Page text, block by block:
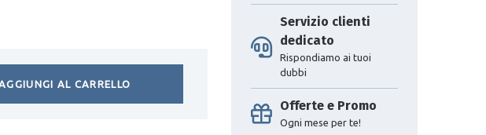
AGGIUNGI AL CARRELLO
Servizio clienti
dedicato
Rispondiamo ai tuoi
dubbi
Offerte e Promo
Ogni mese per te!